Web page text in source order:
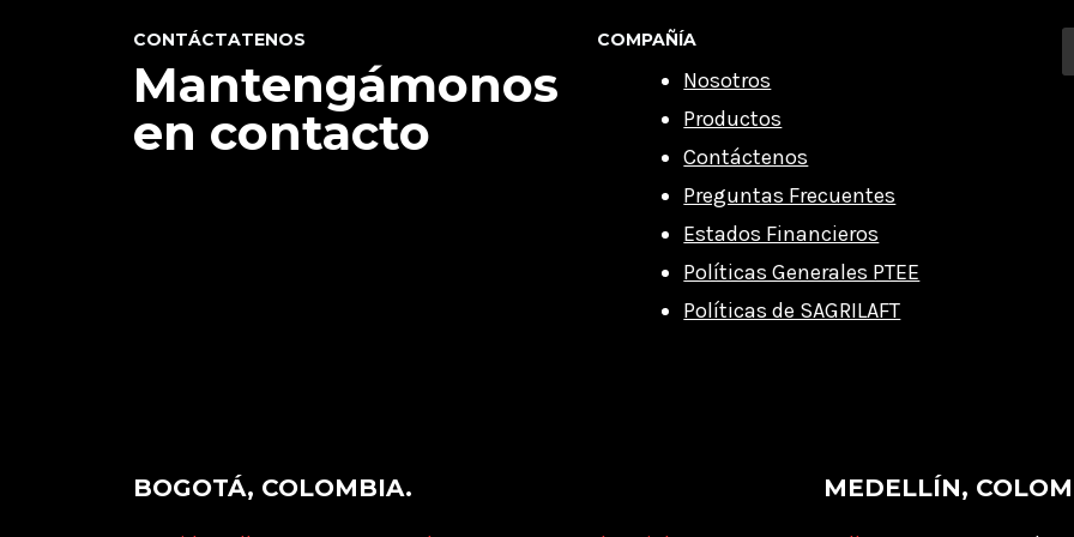
CONTÁCTATENOS
Mantengámonos
en contacto
COMPAÑÍA
Nosotros
Productos
Contáctenos
Preguntas Frecuentes
Estados Financieros
Políticas Generales PTEE
Políticas de SAGRILAFT
BOGOTÁ, COLOMBIA. MEDELLÍN,